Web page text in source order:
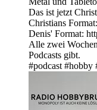
Das ist jetzt
Christians
Denis' Format:
Alle zwei
Podcasts gibt.
#podcast #hobby